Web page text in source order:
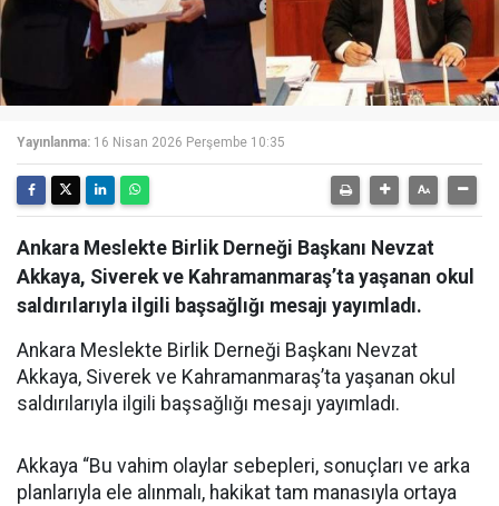
Yayınlanma: 16 Nisan 2026 Perşembe 10:35
Ankara Meslekte Birlik Derneği Başkanı Nevzat
Akkaya, Siverek ve Kahramanmaraş’ta yaşanan okul
saldırılarıyla ilgili başsağlığı mesajı yayımladı.
Ankara Meslekte Birlik Derneği Başkanı Nevzat
Akkaya, Siverek ve Kahramanmaraş’ta yaşanan okul
saldırılarıyla ilgili başsağlığı mesajı yayımladı.
Akkaya “Bu vahim olaylar sebepleri, sonuçları ve arka
planlarıyla ele alınmalı, hakikat tam manasıyla ortaya